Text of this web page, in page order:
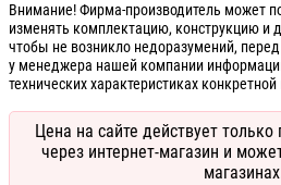
Внимание! Фирма-производитель может
изменять комплектацию, конструкцию и
чтобы не возникло недоразумений,
у менеджера нашей компании
технических характеристиках
Цена на сайте действует
через интернет-магазин и